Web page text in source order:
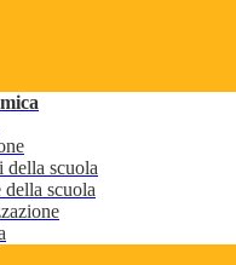
della scuola
della scuola